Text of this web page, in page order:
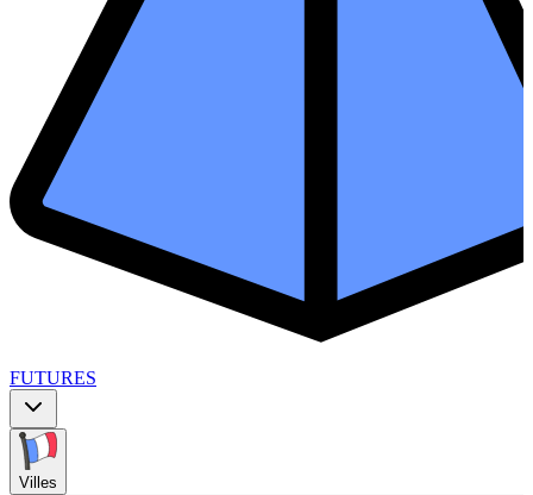
FUTURES
Villes